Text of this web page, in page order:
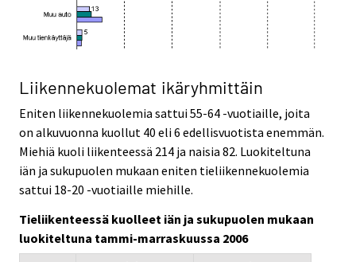
Liikennekuolemat ikäryhmittäin
Eniten liikennekuolemia sattui 55-64 -vuotiaille, joita
on alkuvuonna kuollut 40 eli 6 edellisvuotista enemmän.
Miehiä kuoli liikenteessä 214 ja naisia 82. Luokiteltuna
iän ja sukupuolen mukaan eniten tieliikennekuolemia
sattui 18-20 -vuotiaille miehille.
Tieliikenteessä kuolleet iän ja sukupuolen mukaan
luokiteltuna tammi-marraskuussa 2006